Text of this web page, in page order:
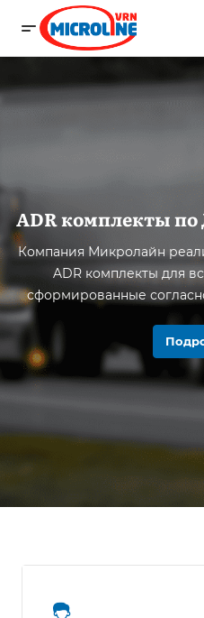
ADR комплекты
Компания Микролайн
ADR комплекты для
сформированные
наличие является
эксплуатации ТС
возникновении
сохранить жизнь